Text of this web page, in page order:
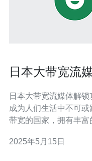
日本大带宽流
日本大带宽流媒体解锁攻略 随着互联网的发展，
成为人们生活中不可
带宽的国家，拥有丰
流媒体的攻略。 VPN是一种虚拟私人网络，通过连接到
2025年5月15日